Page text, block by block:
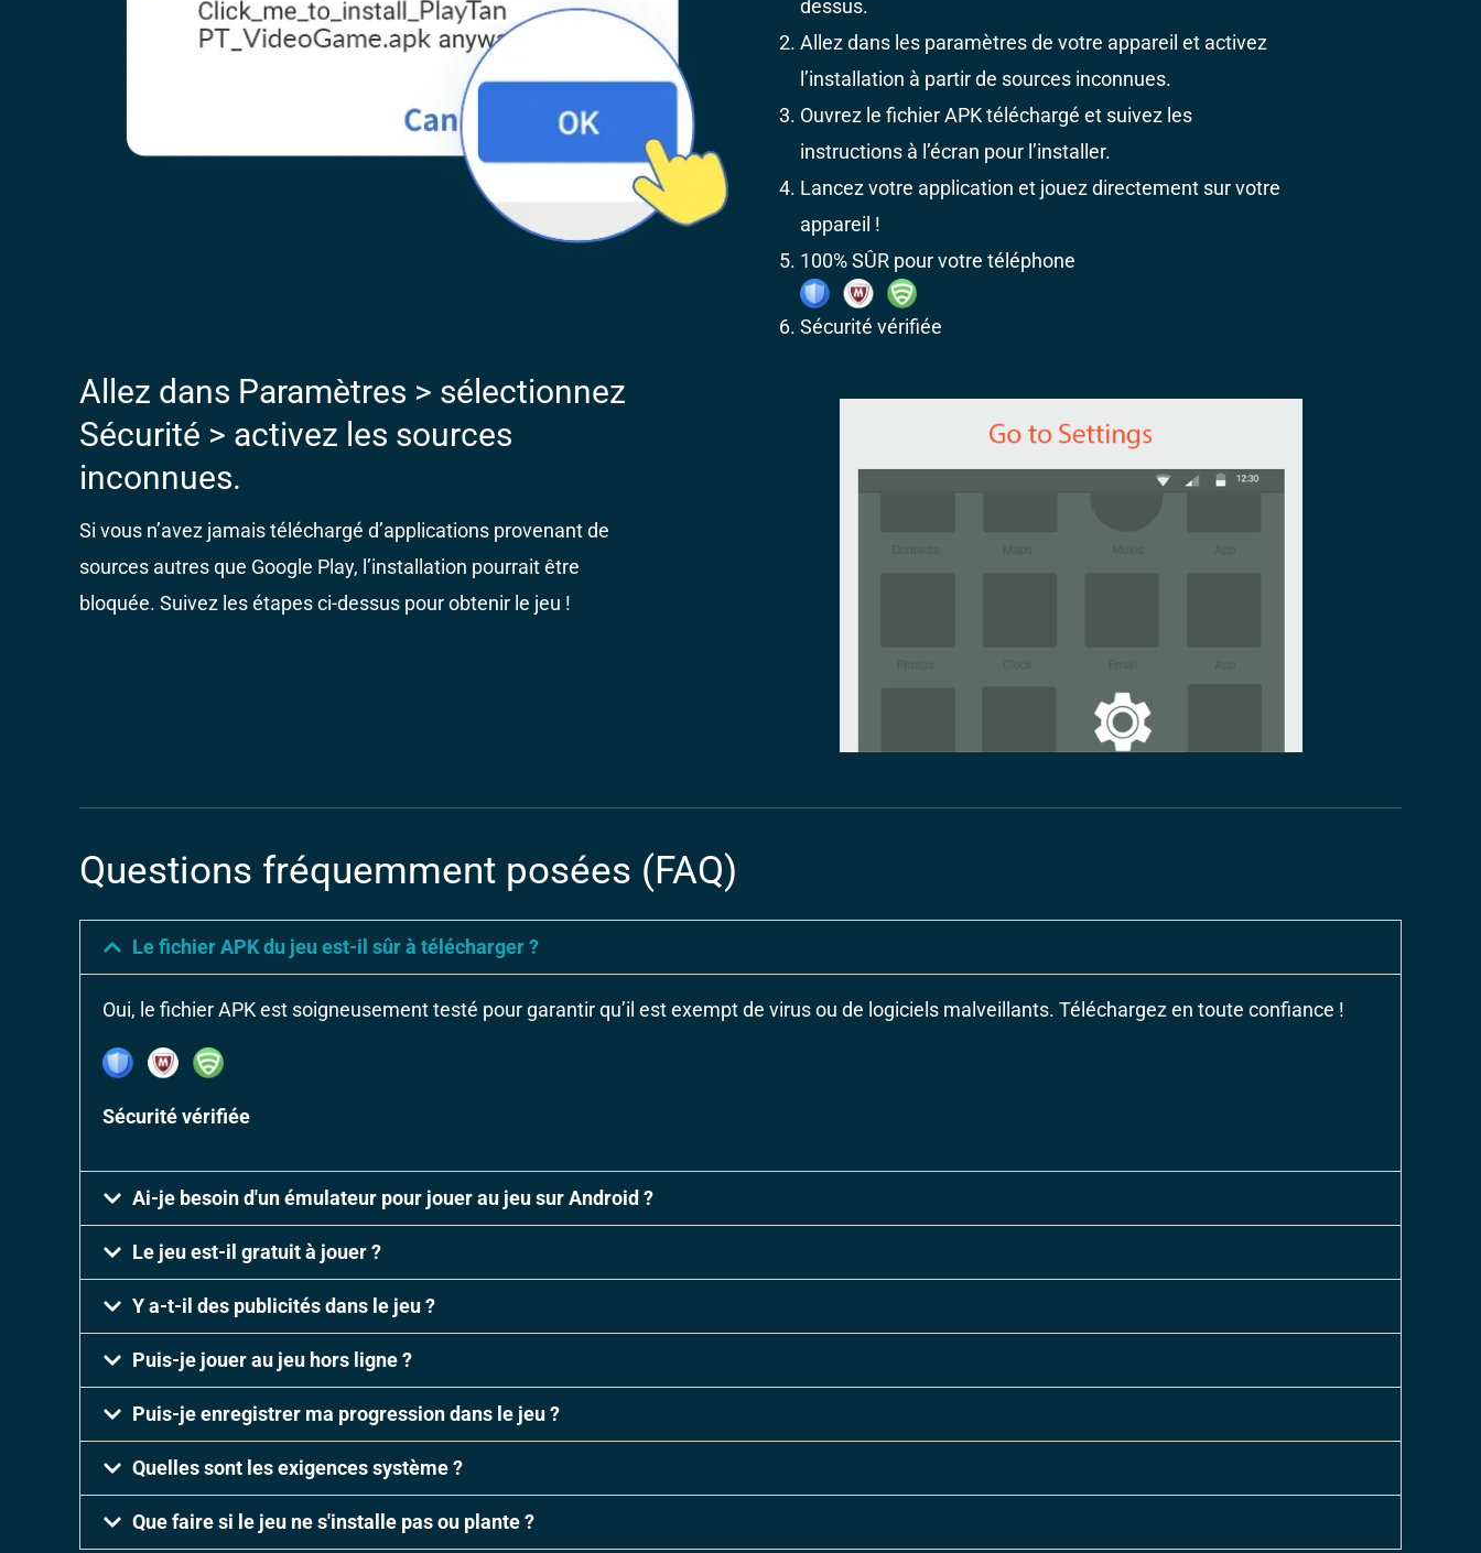
dessus.
Allez dans les paramètres de votre appareil et activez
l’installation à partir de sources inconnues.
Ouvrez le fichier APK téléchargé et suivez les
instructions à l’écran pour l’installer.
Lancez votre application et jouez directement sur votre
appareil !
100% SÛR pour votre téléphone
Sécurité vérifiée
Allez dans Paramètres > sélectionnez
Sécurité > activez les sources
inconnues.
Si vous n’avez jamais téléchargé d’applications provenant de
sources autres que Google Play, l’installation pourrait être
bloquée. Suivez les étapes ci-dessus pour obtenir le jeu !
Questions fréquemment posées (FAQ)
Le fichier APK du jeu est-il sûr à télécharger ?
Oui, le fichier APK est soigneusement testé pour garantir qu’il est exempt de virus ou de logiciels malveillants. Téléchargez en toute confiance !
Sécurité vérifiée
Ai-je besoin d'un émulateur pour jouer au jeu sur Android ?
Le jeu est-il gratuit à jouer ?
Y a-t-il des publicités dans le jeu ?
Puis-je jouer au jeu hors ligne ?
Puis-je enregistrer ma progression dans le jeu ?
Quelles sont les exigences système ?
Que faire si le jeu ne s'installe pas ou plante ?